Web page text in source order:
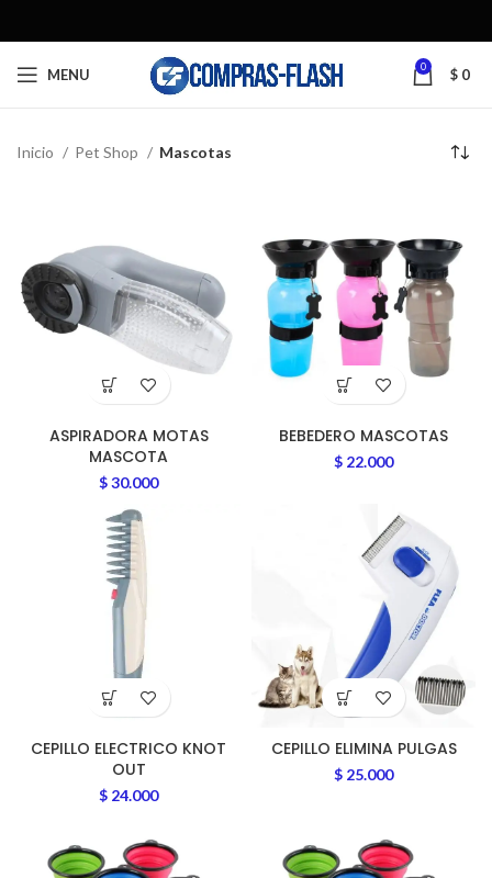
MENU 0 $ 0
Inicio Pet Shop Mascotas
ASPIRADORA MOTAS
MASCOTA
$30.000
BEBEDERO MASCOTAS
$ 22.000
CEPILLO ELECTRICO KNOT
OUT
$ 24.000
CEPILLO ELIMINA PULGAS
$ 25.000